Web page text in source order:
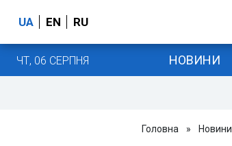
UA EN RU
ЧТ, 06 СЕРПНЯ НОВИНИ
Головна » Новини